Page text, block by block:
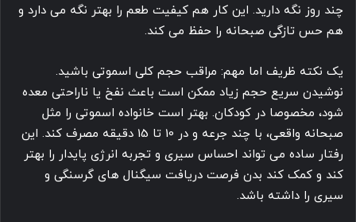
چند روز نگه دارید. این کار هم کیفیت طعم را بهتر نگه می دارد و
هم حس تازگی صبحانه را حفظ می کند.
یک نکته ظریف اما مهم: مراقب حجم کلی اسموتی باشید.
نوشیدن سریع حجم زیاد ممکن است باعث نفخ یا ناراحتی معده
شود، مخصوصا در کودکان. بهتر است خانواده اسموتی را مثل
صبحانه واقعی، با چند جرعه و در 10 تا 15 دقیقه مصرف کند. این
رفتار ساده می تواند احساس سیری و تجربه انرژی پایدار را بهتر
کند و کمک کند بدن فرصت دریافت سیگنال های گرسنگی و
سیری را داشته باشد.